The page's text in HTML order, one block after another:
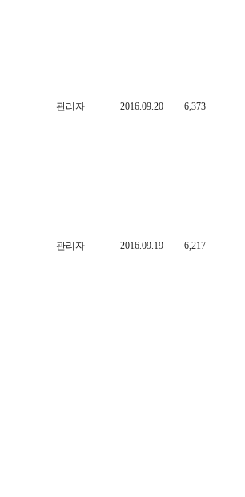
관리자 2016.09.20 6,373
관리자 2016.09.19 6,217